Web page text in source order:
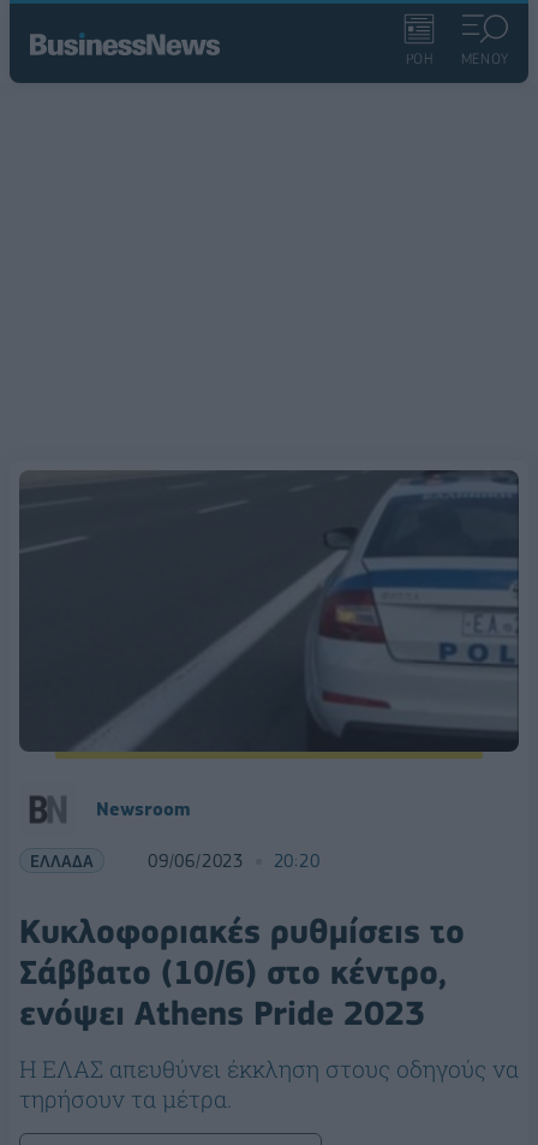
ΡΟΗ ΜΕΝΟΥ
Newsroom
ΕΛΛΑΔΑ 09/06/2023 20:20
Κυκλοφοριακές ρυθμίσεις το
Σάββατο (10/6) στο κέντρο,
ενόψει Athens Pride 2023
Η ΕΛΑΣ απευθύνει έκκληση στους οδηγούς να
τηρήσουν τα μέτρα.